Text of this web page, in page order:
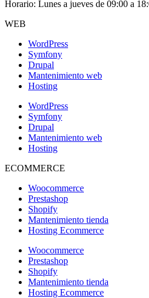
Horario: Lunes a jueves de 09:00 a
WEB
WordPress
Symfony
Drupal
Mantenimiento web
Hosting
WordPress
Symfony
Drupal
Mantenimiento web
Hosting
ECOMMERCE
Woocommerce
Prestashop
Shopify
Mantenimiento tienda
Hosting Ecommerce
Woocommerce
Prestashop
Shopify
Mantenimiento tienda
Hosting Ecommerce